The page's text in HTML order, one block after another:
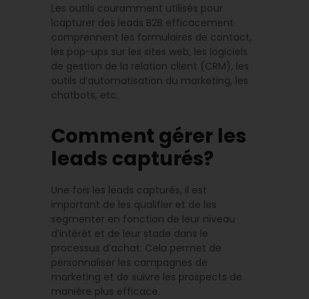
Les outils couramment utilisés pour
lcapturer des leads B2B efficacement
comprennent les formulaires de contact,
les pop-ups sur les sites web, les logiciels
de gestion de la relation client (CRM), les
outils d’automatisation du marketing, les
chatbots, etc.
Comment gérer les
leads capturés?
Une fois les leads capturés, il est
important de les qualifier et de les
segmenter en fonction de leur niveau
d’intérêt et de leur stade dans le
processus d’achat. Cela permet de
personnaliser les campagnes de
marketing et de suivre les prospects de
manière plus efficace.